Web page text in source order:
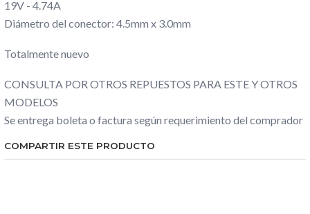
19V - 4.74A
Diámetro del conector: 4.5mm x 3.0mm
Totalmente nuevo
CONSULTA POR OTROS REPUESTOS PARA ESTE Y OTROS
MODELOS
Se entrega boleta o factura según requerimiento del comprador
COMPARTIR ESTE PRODUCTO